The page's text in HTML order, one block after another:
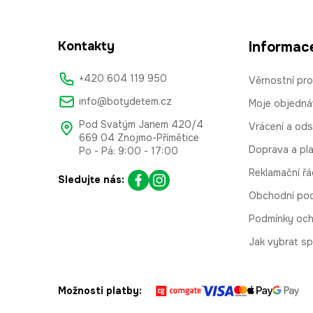
Kontakty
+420 604 119 950
info@botydetem.cz
Pod Svatým Janem 420/4
669 04 Znojmo-Přímětice
Po - Pá: 9:00 - 17:00
Sledujte nás:
Věrnostní
Moje
Vrácení a
Doprava a
Reklamační
Obchodní
Podmínky
Jak vybrat
Možnosti platby: